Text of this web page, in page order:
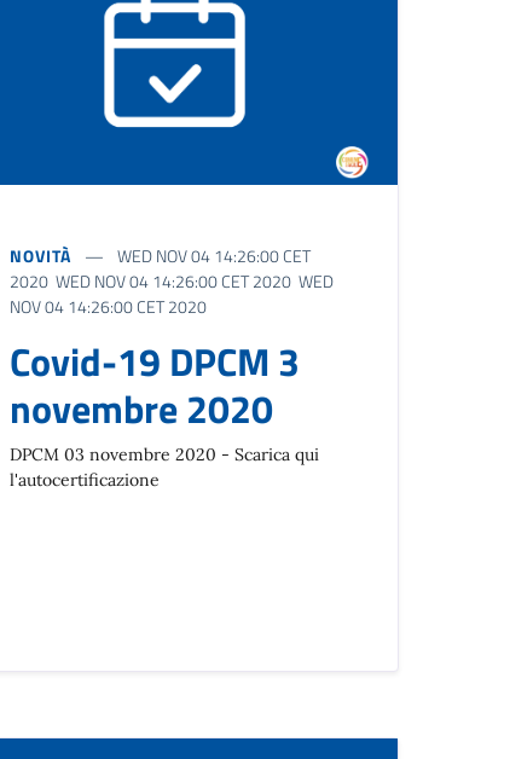
NOVITÀ
WED NOV 04 14:26:00 CET
2020 WED NOV 04 14:26:00 CET 2020 WED
NOV 04 14:26:00 CET 2020
Covid-19 DPCM 3
novembre 2020
DPCM 03 novembre 2020 - Scarica qui
l'autocertificazione